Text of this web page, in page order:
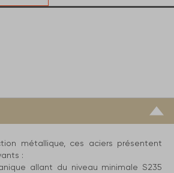
métallique, ces aciers présentent
:
allant du niveau minimale S235